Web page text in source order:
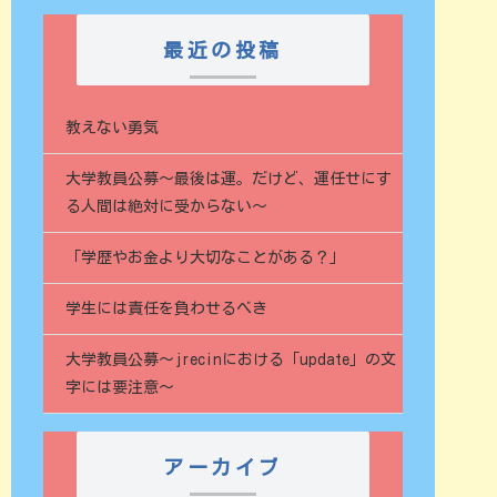
最近の投稿
教えない勇気
大学教員公募〜最後は運。だけど、運任せにす
る人間は絶対に受からない〜
「学歴やお金より大切なことがある？」
学生には責任を負わせるべき
大学教員公募～jrecinにおける「update」の文
字には要注意～
アーカイブ